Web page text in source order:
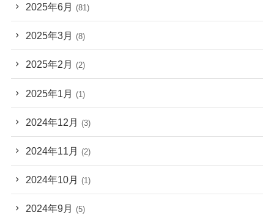
2025年6月 (81)
2025年3月 (8)
2025年2月 (2)
2025年1月 (1)
2024年12月 (3)
2024年11月 (2)
2024年10月 (1)
2024年9月 (5)